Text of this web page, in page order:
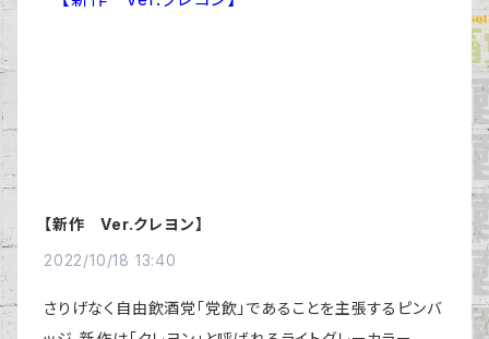
【新作 Ver.クレヨン】
2022/10/18 13:40
さりげなく自由飲酒党「党飲」であることを主張するピンバ